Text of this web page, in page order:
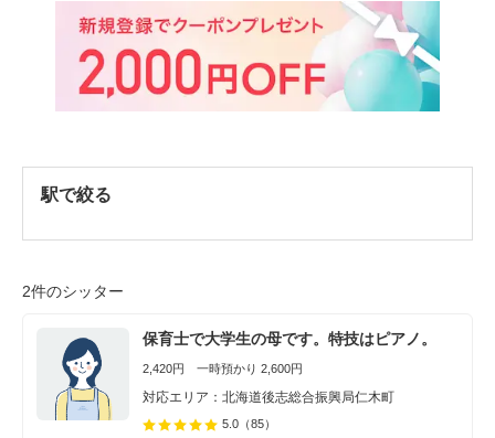
駅で絞る
2件のシッター
保育士で大学生の母です。特技はピアノ。
2,420円 一時預かり 2,600円
対応エリア：北海道後志総合振興局仁木町
5.0 （85）